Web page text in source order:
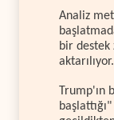
Analiz
bir destek
aktarılıyor.